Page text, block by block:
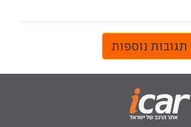
תגובות נוספות